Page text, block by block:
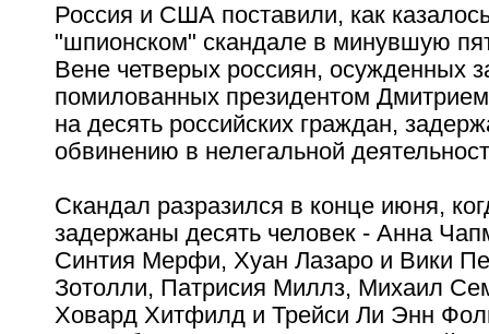
Россия и США поставили, как
"шпионском" скандале в минувшую
Вене четверых россиян, осужденных
помилованных президентом
на десять российских граждан,
обвинению в нелегальной
Скандал разразился в конце июня,
задержаны десять человек - Анна
Синтия Мерфи, Хуан Лазаро и Вики
Зотолли, Патрисия Миллз, Михаил
Ховард Хитфилд и Трейси Ли Энн